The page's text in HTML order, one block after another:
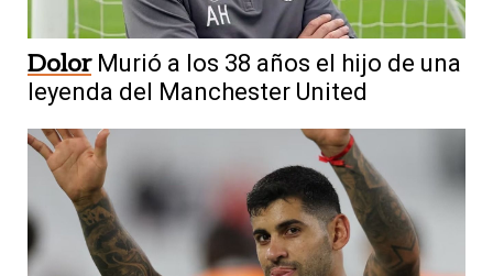
Dolor Murió a los 38 años el hijo de una
leyenda del Manchester United